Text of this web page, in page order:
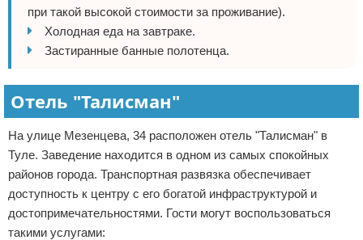
при такой высокой стоимости за проживание).
Холодная еда на завтраке.
Застиранные банные полотенца.
Отель "Талисман"
На улице Мезенцева, 34 расположен отель "Талисман" в
Туле. Заведение находится в одном из самых спокойных
районов города. Транспортная развязка обеспечивает
доступность к центру с его богатой инфраструктурой и
достопримечательностями. Гости могут воспользоваться
такими услугами: